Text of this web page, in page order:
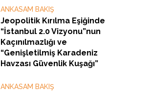
ANKASAM BAKIŞ
Jeopolitik Kırılma Eşiğinde
“İstanbul 2.0 Vizyonu”nun
Kaçınılmazlığı ve
“Genişletilmiş Karadeniz
Havzası Güvenlik Kuşağı”
ANKASAM BAKIŞ